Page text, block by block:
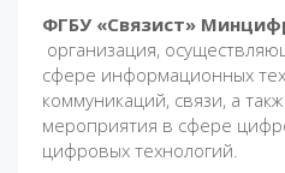
ФГБУ «Связист»
организация,
сфере информационных
коммуникаций, связи, а
мероприятия в сфере
цифровых технологий.